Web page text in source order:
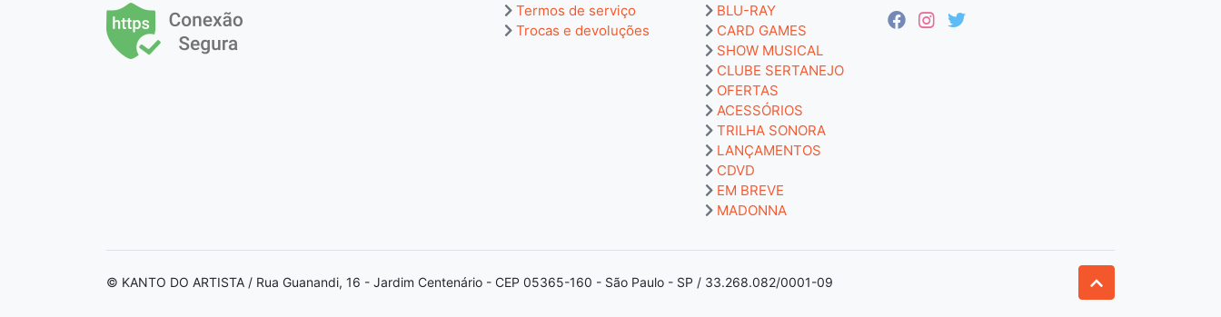
Termos de serviço
Trocas e devoluções
BLU-RAY
CARD GAMES
SHOW MUSICAL
CLUBE SERTANEJO
OFERTAS
ACESSÓRIOS
TRILHA SONORA
LANÇAMENTOS
CDVD
EM BREVE
MADONNA
© KANTO DO ARTISTA / Rua Guanandi, 16 - Jardim Centenário - CEP 05365-160 - São Paulo - SP / 33.268.082/0001-09